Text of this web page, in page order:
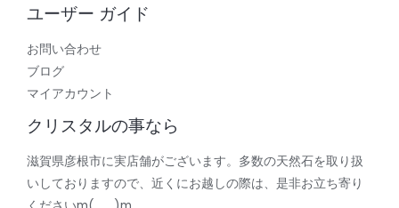
ユーザー ガイド
お問い合わせ
ブログ
マイアカウント
クリスタルの事なら
滋賀県彦根市に実店舗がございます。多数の天然石を取り扱
いしておりますので、近くにお越しの際は、是非お立ち寄り